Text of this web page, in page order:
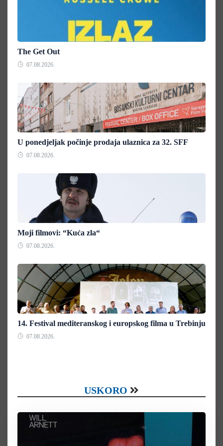
The Get Out
07.08.2026.
U ponedjeljak počinje prodaja ulaznica za 32. SFF
07.08.2026.
Moji filmovi: “Kuća zla“
07.08.2026.
14. Festival mediteranskog i europskog filma u Trebinju
07.08.2026.
USKORO